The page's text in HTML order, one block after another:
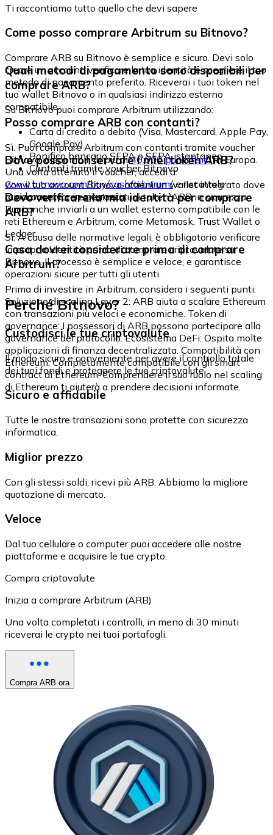
Ti raccontiamo tutto quello che devi sapere
Come posso comprare Arbitrum su Bitnovo?
Comprare ARB su Bitnovo è semplice e sicuro. Devi solo
creare un account, verificare la tua identità e scegliere il tuo
metodo di pagamento preferito. Riceverai i tuoi token nel
tuo wallet Bitnovo o in qualsiasi indirizzo esterno
compatibile.
Quali metodi di pagamento sono disponibili per
comprare ARB?
Su Bitnovo puoi comprare Arbitrum utilizzando:
Carta di credito o debito (Visa, Mastercard, Apple Pay,
Google Pay)
Bonifico bancario SEPA o SEPA istantaneo
Contanti tramite voucher Bitnovo
Posso comprare ARB con contanti?
Sì. Puoi comprare Arbitrum con contanti tramite voucher
Bitnovo, disponibili in più di40.000 punti fisiciin Europa.
Una volta ottenuto il voucher, accedi a:
www.bitnovo.com/buy/cash/arbitrum/e riscattalo
rapidamente e in sicurezza.
Dove posso conservare i miei token ARB?
Con il tuo account Bitnovo ottieni un wallet integrato dove
puoi conservare e gestire i tuoi token ARB in sicurezza.
Puoi anche inviarli a un wallet esterno compatibile con le
reti Ethereum e Arbitrum, come Metamask, Trust Wallet o
Ledger.
Devo verificare la mia identità per comprare
ARB?
Sì. A causa delle normative legali, è obbligatorio verificare
la propria identità prima di comprare criptovalute su
Bitnovo. Il processo è semplice e veloce, e garantisce
operazioni sicure per tutti gli utenti.
Cosa dovrei considerare prima di comprare
Arbitrum?
Prima di investire in Arbitrum, considera i seguenti punti:
Soluzione di scaling Layer 2: ARB aiuta a scalare Ethereum
con transazioni più veloci e economiche. Token di
governance: I possessori di ARB possono partecipare alla
governance del protocollo. Ecosistema DeFi: Ospita molte
applicazioni di finanza decentralizzata. Compatibilità con
Ethereum: Completamente compatibile con gli smart
contract di Ethereum. Comprendere il suo ruolo nel scaling
di Ethereum ti aiuterà a prendere decisioni informate.
Perché Bitnovo?
Custodisci le tue criptovalute
Il modo sicuro e conveniente per avere il controllo totale
dei tuoi fondi e proteggere le tue criptovalute.
Sicuro e affidabile
Tutte le nostre transazioni sono protette con sicurezza
informatica.
Miglior prezzo
Con gli stessi soldi, ricevi più ARB. Abbiamo la migliore
quotazione di mercato.
Veloce
Dal tuo cellulare o computer puoi accedere alle nostre
piattaforme e acquisire le tue crypto.
Compra criptovalute
Inizia a comprare Arbitrum (ARB)
Una volta completati i controlli, in meno di 30 minuti
riceverai le crypto nei tuoi portafogli.
Compra ARB ora